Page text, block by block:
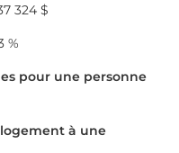
324 $
%
pour une personne
à une